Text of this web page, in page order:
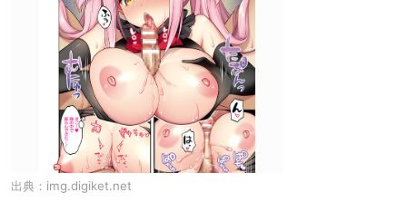
出典： img.digiket.net